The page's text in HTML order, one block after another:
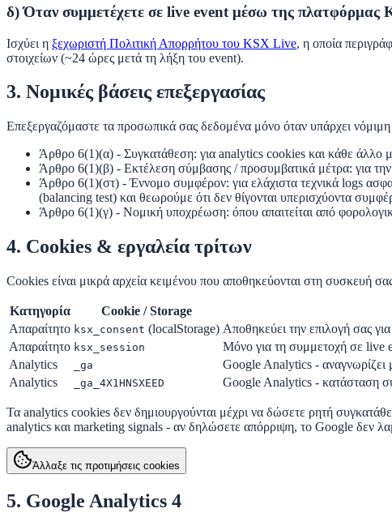
δ) Όταν συμμετέχετε σε live event μέσω της πλατφόρμας
Ισχύει η ξεχωριστή Πολιτική Απορρήτου του KSX Live, η οποία
στοιχείων (~24 ώρες μετά τη λήξη του event).
3. Νομικές βάσεις επεξεργασίας
Επεξεργαζόμαστε τα προσωπικά σας δεδομένα μόνο όταν υπάρχει
Άρθρο 6(1)(α) - Συγκατάθεση: για analytics cookies και κάθε άλλο
Άρθρο 6(1)(β) - Εκτέλεση σύμβασης / προσυμβατικά μέτρα: για
Άρθρο 6(1)(στ) - Έννομο συμφέρον: για ελάχιστα τεχνικά logs
(balancing test) και θεωρούμε ότι δεν θίγονται υπερισχύοντα
Άρθρο 6(1)(γ) - Νομική υποχρέωση: όπου απαιτείται από
4. Cookies & εργαλεία τρίτων
Cookies είναι μικρά αρχεία κειμένου που αποθηκεύονται στη συσκευή
Κατηγορία Cookie / Storage
Απαραίτητο ksx_consent (localStorage) Αποθηκεύει την επιλογή σας
Απαραίτητο ksx_session Μόνο για τη συμμετοχή σε live
Analytics
_ga Google Analytics - αναγνωρίζει
Analytics
_ga_4X1HNSXEED Google Analytics - κατάσταση
Τα analytics cookies δεν δημιουργούνται μέχρι να δώσετε ρητή
analytics και marketing signals - αν δηλώσετε απόρριψη, το Google δεν
Άλλαξε τις προτιμήσεις cookies
5. Google Analytics 4